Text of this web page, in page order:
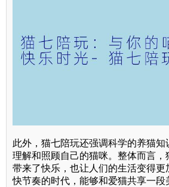
此外，猫七陪玩还强调科学的养猫
理解和照顾自己的猫咪。整体而言，
带来了快乐，也让人们的生活变得更
快节奏的时代，能够和爱猫共享一段